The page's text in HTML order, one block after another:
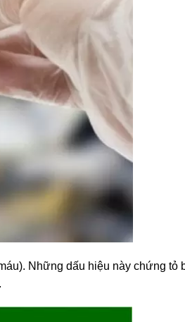
Những dấu hiệu này chứng tỏ